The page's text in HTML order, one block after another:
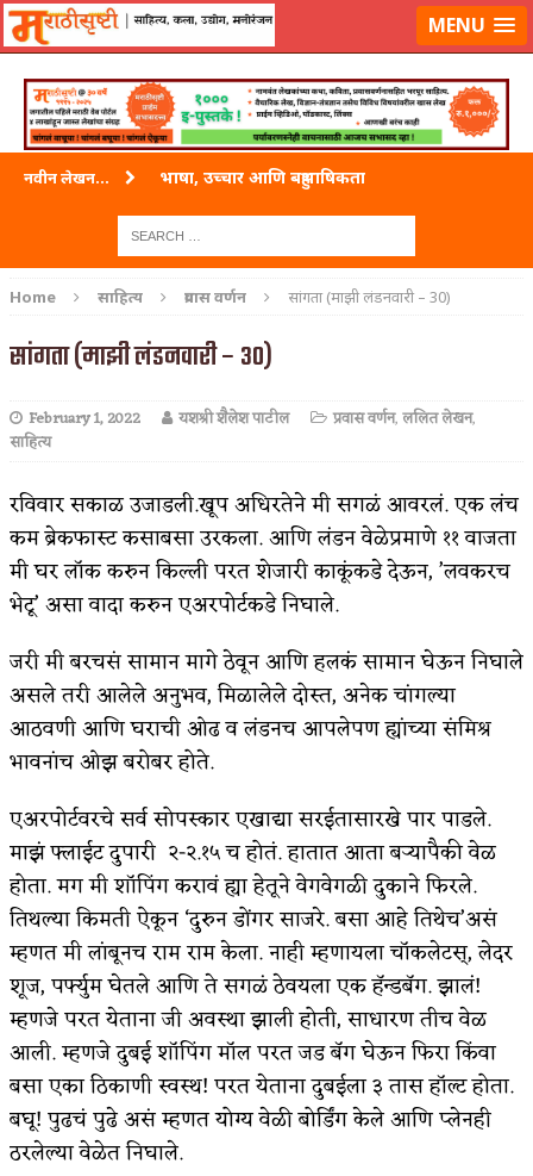
लॉग-इन करा|लेखक नोंदणी कराMENU
नवीन लेखन... भाषा, उच्चार आणि बहुभाषिकता
ताम्र – एक अफलातून धातू (COPPER)
अशी एक कविता लिहू इच्छिते
पाटलाची विहीर
पुस्तके बदलायची आहेत तुम्हाला!
किती घोषणांचा पाऊस होता
कसं हुईन तं हू माय…
काळजाचे प्रेत
चमकदार चांदी
आदिवासींचा डॉक्टर, समाजसेवेचा ध्यास : डॉ. राहुल
जोशी
डेंग्यू: ताप उतरला म्हणजे धोका टळला असे नाही!
४ जुलै – इतिहासात घडलेल्या महत्त्वाच्या घटना
सुवर्ण – झळाळी
‘अर्थ’पूर्ण हास्य
अष्टपैलू : खंडू रांगणेकर
अपूर्ण कथा
बुडीच खटलं – संयुक्त कुटुंब का गरजेचं?
Home साहित्य प्रवास वर्णन सांगता (माझी लंडनवारी – 30)
सांगता (माझी लंडनवारी – 30)
February 1, 2022 यशश्री शैलेश पाटील प्रवास वर्णन,ललित लेखन,
साहित्य
रविवार सकाळ उजाडली.खूप अधिरतेने मी सगळं आवरलं. एक लंच
कम ब्रेकफास्ट कसाबसा उरकला. आणि लंडन वेळेप्रमाणे ११ वाजता
मी घर लॉक करुन किल्ली परत शेजारी काकूंकडे देऊन, ’लवकरच
भेटू’ असा वादा करुन एअरपोर्टकडे निघाले.
जरी मी बरचसं सामान मागे ठेवून आणि हलकं सामान घेऊन निघाले
असले तरी आलेले अनुभव, मिळालेले दोस्त, अनेक चांगल्या
आठवणी आणि घराची ओढ व लंडनच आपलेपण ह्यांच्या संमिश्र
भावनांच ओझ बरोबर होते.
एअरपोर्टवरचे सर्व सोपस्कार एखाद्या सरईतासारखे पार पाडले.
माझं फ्लाईट दुपारी २-२.१५ च होतं. हातात आता बऱ्यापैकी वेळ
होता. मग मी शॉपिंग करावं ह्या हेतूने वेगवेगळी दुकाने फिरले.
तिथल्या किमती ऐकून ‘दुरुन डोंगर साजरे. बसा आहे तिथेच’असं
म्हणत मी लांबूनच राम राम केला. नाही म्हणायला चॉकलेटस्, लेदर
शूज, पर्फ्युम घेतले आणि ते सगळं ठेवयला एक हॅन्डबॅग. झालं!
म्हणजे परत येताना जी अवस्था झाली होती, साधारण तीच वेळ
आली. म्हणजे दुबई शॉपिंग मॉल परत जड बॅग घेऊन फिरा किंवा
बसा एका ठिकाणी स्वस्थ! परत येताना दुबईला ३ तास हॉल्ट होता.
बघू! पुढचं पुढे असं म्हणत योग्य वेळी बोर्डिंग केले आणि प्लेनही
ठरलेल्या वेळेत निघाले.